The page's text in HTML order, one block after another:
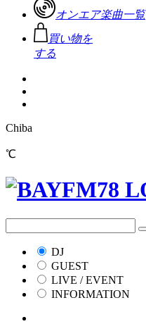
オンエア楽曲一覧
買い物を
する
Chiba
℃
DJ
GUEST
LIVE / EVENT
INFORMATION